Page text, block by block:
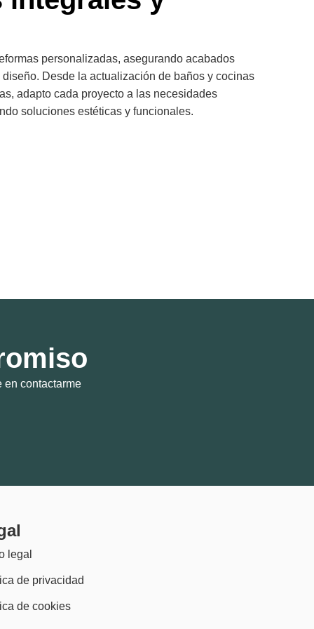
personalizadas, asegurando acabados
Desde la actualización de baños y cocinas
adapto cada proyecto a las necesidades
soluciones estéticas y funcionales.
en contactarme
legal
de privacidad
de cookies